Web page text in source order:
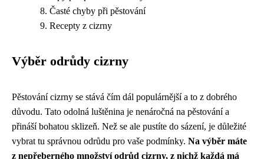
Časté chyby při pěstování
Recepty z cizrny
Výběr odrůdy cizrny
Pěstování cizrny se stává čím dál populárnější a to z dobrého
důvodu. Tato odolná luštěnina je nenáročná na pěstování a
přináší bohatou sklizeň. Než se ale pustíte do sázení, je důležité
vybrat tu správnou odrůdu pro vaše podmínky. Na výběr máte
z nepřeberného množství odrůd cizrny, z nichž každá má